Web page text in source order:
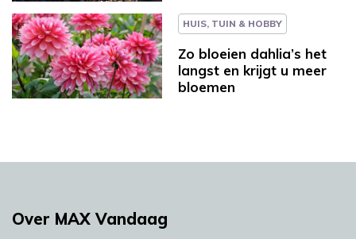
HUIS, TUIN & HOBBY
Zo bloeien dahlia’s het
langst en krijgt u meer
bloemen
Over MAX Vandaag